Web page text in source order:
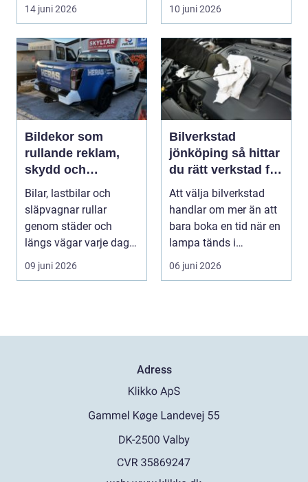
14 juni 2026 10 juni 2026
Bildekor som
rullande reklam,
skydd och
personlig stil
Bilar, lastbilar och
släpvagnar rullar
genom städer och
längs vägar varje dag.
De passerar tusentals...
09 juni 2026
Bilverkstad
jönköping så hittar
du rätt verkstad för
din bil
Att välja bilverkstad
handlar om mer än att
bara boka en tid när en
lampa tänds i
instrumentpanelen....
06 juni 2026
Adress